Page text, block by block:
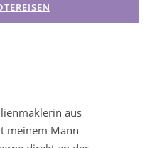
aus
meinem Mann